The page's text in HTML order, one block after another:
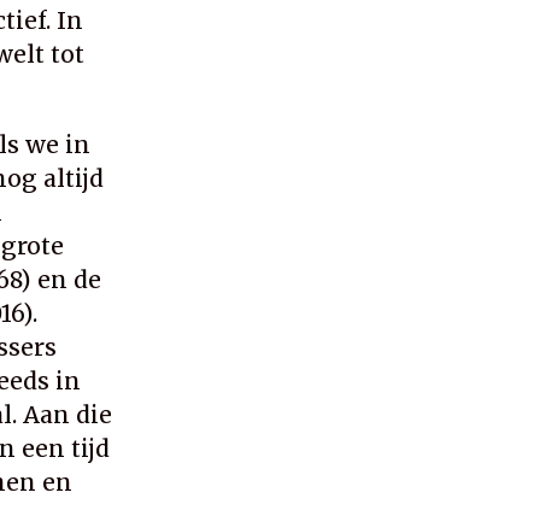
In
tot
we in
altijd
en de
in
Aan die
een tijd
en